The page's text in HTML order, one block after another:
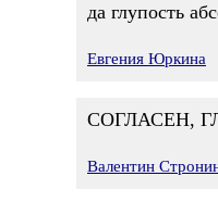
да глупость
Евгения Юркина
СОГЛАСЕН,
Валентин